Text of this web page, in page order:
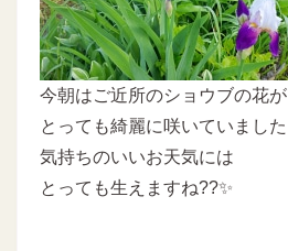
今朝はご近所のショウブの花が
とっても綺麗に咲いていました
気持ちのいいお天気には
とっても生えますね??✨